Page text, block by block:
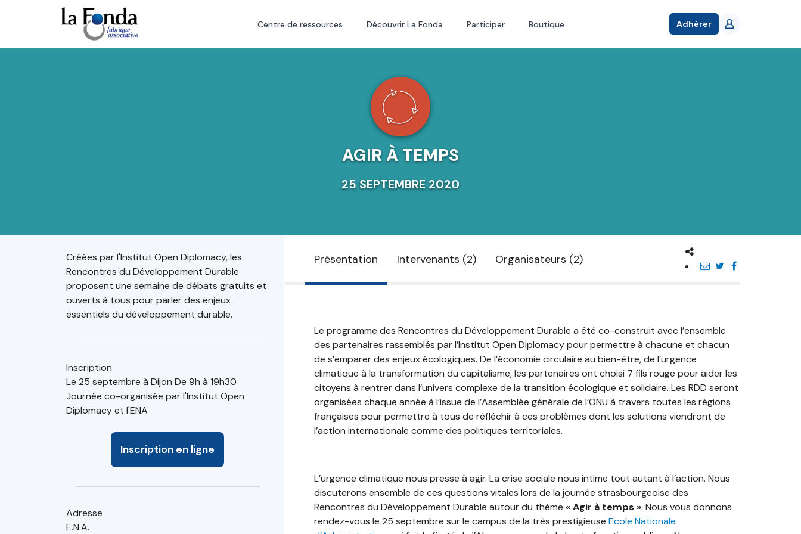
principal
Centre de ressources Découvrir La Fonda Participer Boutique Adhérer
AGIR À TEMPS
25 SEPTEMBRE 2020
Créées par l'Institut Open Diplomacy, les
Rencontres du Développement Durable
proposent une semaine de débats gratuits et
ouverts à tous pour parler des enjeux
essentiels du développement durable.
Inscription
Le 25 septembre à Dijon De 9h à 19h30
Journée co-organisée par l'Institut Open
Diplomacy et l'ENA
Inscription en ligne
Adresse
E.N.A.
Présentation Intervenants (2) Organisateurs (2)
Le programme des Rencontres du Développement Durable a été co-construit avec l’ensemble
des partenaires rassemblés par l’Institut Open Diplomacy pour permettre à chacune et chacun
de s’emparer des enjeux écologiques. De l’économie circulaire au bien-être, de l’urgence
climatique à la transformation du capitalisme, les partenaires ont choisi 7 fils rouge pour aider les
citoyens à rentrer dans l’univers complexe de la transition écologique et solidaire. Les RDD seront
organisées chaque année à l’issue de l’Assemblée générale de l’ONU à travers toutes les régions
françaises pour permettre à tous de réfléchir à ces problèmes dont les solutions viendront de
l’action internationale comme des politiques territoriales.
L’urgence climatique nous presse à agir. La crise sociale nous intime tout autant à l’action. Nous
discuterons ensemble de ces questions vitales lors de la journée strasbourgeoise des
Rencontres du Développement Durable autour du thème « Agir à temps ». Nous vous donnons
rendez-vous le 25 septembre sur le campus de la très prestigieuse Ecole Nationale